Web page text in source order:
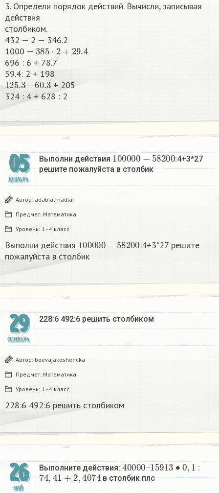
3. Определи порядок действий. Вычисли, записывая
действия
столбиком.
432 — 2 — 346.2
1000 — 385·2+29.4
696 : 6 + 78.7
59.4: 2 + 198
125.3— 60.3 + 205
324 : 4 + 628 : 2​
05
ДЕКАБРЬ
Выполни действия
100000−58200
:4+3*27
решите пожалуйста в столбик
Автор: adabiatmadiar
Предмет: Математика
Уровень: 1 - 4 класс
Выполни действия 100000 58200 :4+3*27 решите
пожалуйста в столбик
29
СЕНТЯБРЬ
228:6 492:6 решить столбиком
Автор: boevajakoshehcka
Предмет: Математика
Уровень: 1 - 4 класс
228:6 492:6 решить столбиком
26
МАЙ
Выполните действия:
40000–
15913∙0,1
:
74,41+2,4074
в столбик плс​